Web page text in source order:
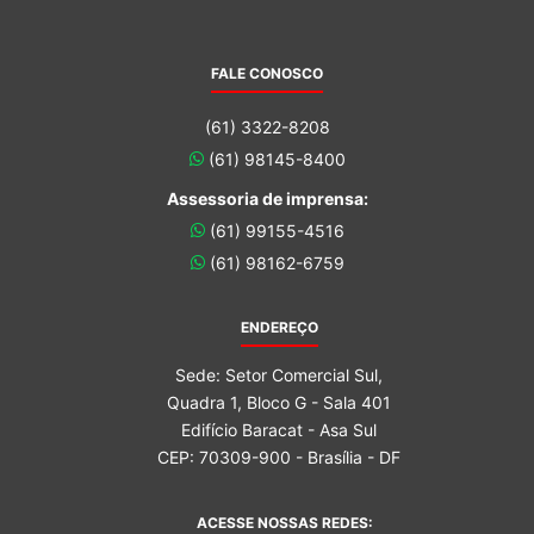
FALE CONOSCO
(61) 3322-8208
(61) 98145-8400
Assessoria de imprensa:
(61) 99155-4516
(61) 98162-6759
ENDEREÇO
Sede: Setor Comercial Sul,
Quadra 1, Bloco G - Sala 401
Edifício Baracat - Asa Sul
CEP: 70309-900 - Brasília - DF
ACESSE NOSSAS REDES: